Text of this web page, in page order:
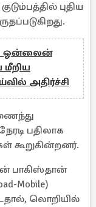
புதிய
ஓன்லைன்
மீறிய
அதிர்ச்சி
பதிலாக
கூறுகின்றனர்.
பாகிஸ்தான்
Mobile)
லொறியில்